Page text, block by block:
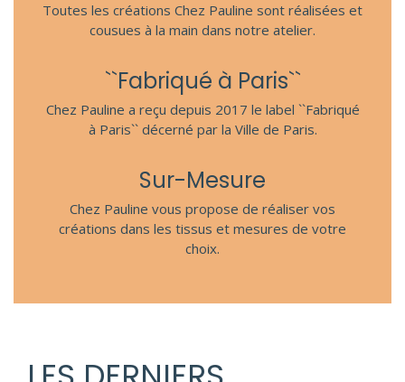
Toutes les créations Chez Pauline sont réalisées et
cousues à la main dans notre atelier.
``Fabriqué à Paris``
Chez Pauline a reçu depuis 2017 le label ``Fabriqué
à Paris`` décerné par la Ville de Paris.
Sur-Mesure
Chez Pauline vous propose de réaliser vos
créations dans les tissus et mesures de votre
choix.